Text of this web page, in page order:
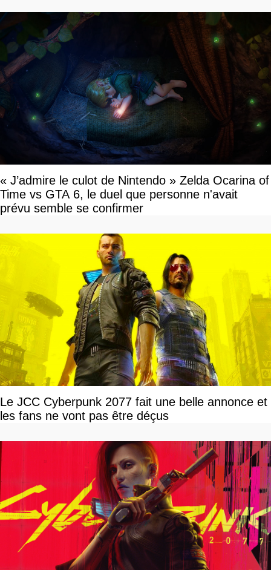
« J’admire le culot de Nintendo » Zelda Ocarina of
Time vs GTA 6, le duel que personne n'avait
prévu semble se confirmer
Le JCC Cyberpunk 2077 fait une belle annonce et
les fans ne vont pas être déçus